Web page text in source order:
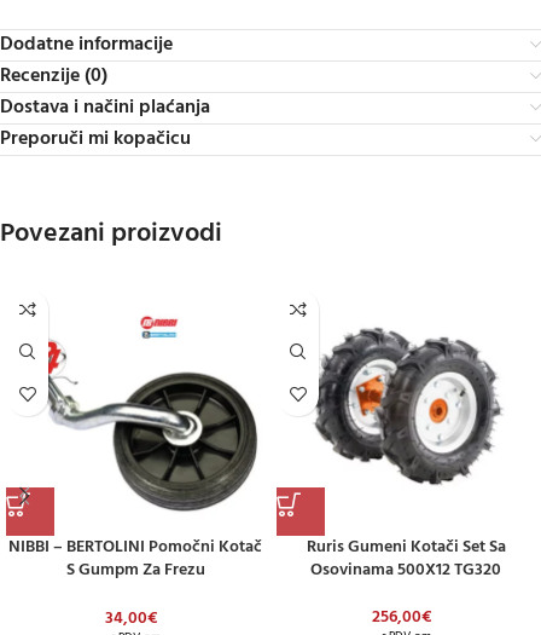
Dodatne informacije
Recenzije (0)
Dostava i načini plaćanja
Preporuči mi kopačicu
Povezani proizvodi
NIBBI – BERTOLINI Pomočni Kotač
S Gumpm Za Frezu
34,00€
Ruris Gumeni Kotači Set Sa
Osovinama 500X12 TG320
256,00€